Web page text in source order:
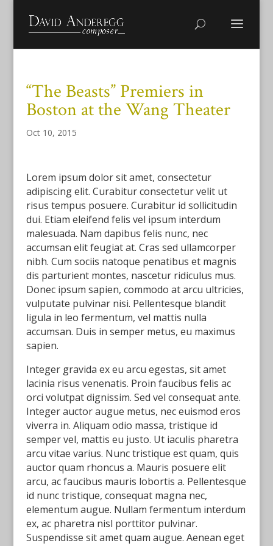
“The Beasts” Premiers in
Boston at the Wang Theater
Oct 10, 2015
Lorem ipsum dolor sit amet, consectetur
adipiscing elit. Curabitur consectetur velit ut
risus tempus posuere. Curabitur id sollicitudin
dui. Etiam eleifend felis vel ipsum interdum
malesuada. Nam dapibus felis nunc, nec
accumsan elit feugiat at. Cras sed ullamcorper
nibh. Cum sociis natoque penatibus et magnis
dis parturient montes, nascetur ridiculus mus.
Donec ipsum sapien, commodo at arcu ultricies,
vulputate pulvinar nisi. Pellentesque blandit
ligula in leo fermentum, vel mattis nulla
accumsan. Duis in semper metus, eu maximus
sapien.
Integer gravida ex eu arcu egestas, sit amet
lacinia risus venenatis. Proin faucibus felis ac
orci volutpat dignissim. Sed vel consequat ante.
Integer auctor augue metus, nec euismod eros
viverra in. Aliquam odio massa, tristique id
semper vel, mattis eu justo. Ut iaculis pharetra
arcu vitae varius. Nunc tristique est quam, quis
auctor quam rhoncus a. Mauris posuere elit
arcu, ac faucibus mauris lobortis a. Pellentesque
id nunc tristique, consequat magna nec,
elementum augue. Nullam fermentum interdum
ex, ac pharetra nisl porttitor pulvinar.
Suspendisse sit amet quam augue. Aenean eget